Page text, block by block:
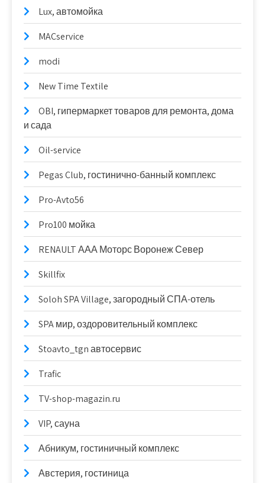
Lux, автомойка
MACservice
modi
New Time Textile
OBI, гипермаркет товаров для ремонта, дома
и сада
Oil-service
Pegas Club, гостинично-банный комплекс
Pro-Avto56
Pro100 мойка
RENAULT ААА Моторс Воронеж Север
Skillfix
Soloh SPA Village, загородный СПА-отель
SPA мир, оздоровительный комплекс
Stoavto_tgn автосервис
Trafic
TV-shop-magazin.ru
VIP, сауна
Абникум, гостиничный комплекс
Австерия, гостиница